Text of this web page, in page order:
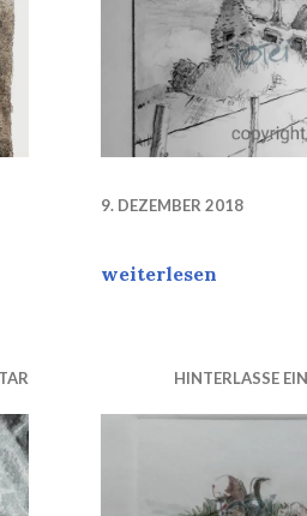
Jahre 111 Jahre alt.
9. DEZEMBER 2018
REBIRTH
weiterlesen
HINTERLASSE